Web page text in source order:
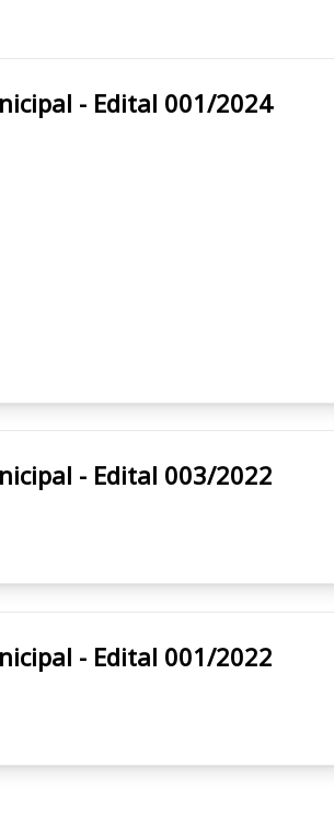
Prefeitura Municipal - Edital 001/2024
Prefeitura Municipal - Edital 003/2022
Prefeitura Municipal - Edital 001/2022